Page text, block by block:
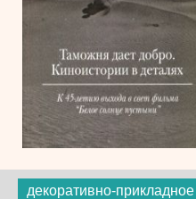
декоративно-прикладное